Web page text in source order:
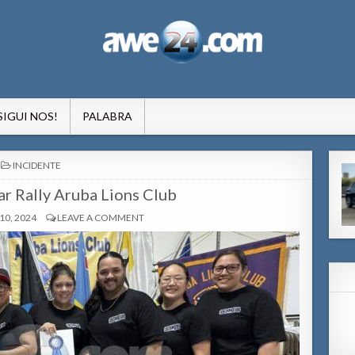
NOS! PALABRA
POSTED
IN
INCIDENTE
Rally Aruba Lions Club
2024 LEAVE A COMMENT